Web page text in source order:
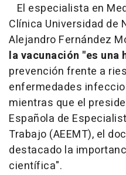
El especialista en
Clínica Universidad de
Alejandro Fernández
la vacunación "es una
prevención frente a
enfermedades
mientras que el
Española de
Trabajo (AEEMT), el
destacado la
científica".